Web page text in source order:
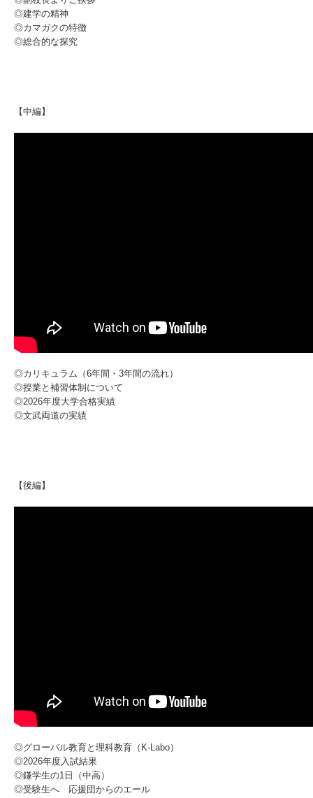
◎建学の精神
◎カマガクの特徴
◎総合的な探究
【中編】
◎カリキュラム（6年間・3年間の流れ）
◎授業と補習体制について
◎2026年度大学合格実績
◎文武両道の実績
【後編】
◎グローバル教育と理科教育（K-Labo）
◎2026年度入試結果
◎鎌学生の1日（中高）
◎受験生へ 応援団からのエール